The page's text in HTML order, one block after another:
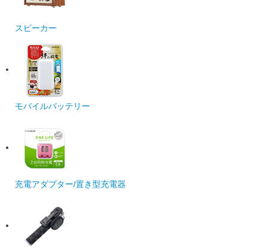
スピーカー
モバイルバッテリー
充電アダプター/置き型充電器